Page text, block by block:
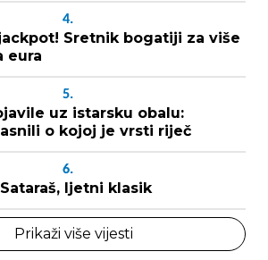
4.
Sretnik bogatiji za više
eura
5.
uz istarsku obalu:
o kojoj je vrsti riječ
6.
ljetni klasik
Prikaži više vijesti